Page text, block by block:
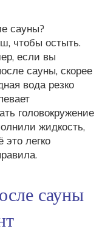
сауны?
чтобы остыть.
если вы
сауны, скорее
вода резко
головокружение
жидкость,
это легко
сауны